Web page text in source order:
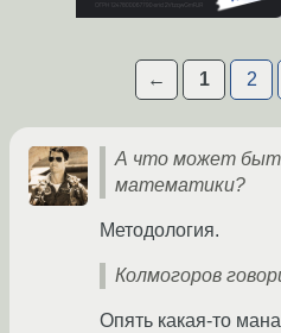
← 1 2
А что может
математики?
Методология.
Колмогоров
Опять какая-то